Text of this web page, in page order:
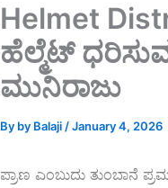
Helmet
ಹೆಲ್ಮೆಟ್
ಮುನಿರಾಜು
By by Balaji /January 4, 2026
ಪ್ರಾಣ ಎಂಬುದು ತುಂಬಾನೆ